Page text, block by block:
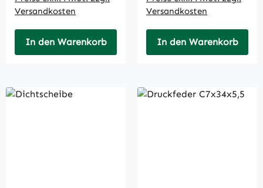
Versandkosten
In den Warenkorb
Versandkosten
In den Warenkorb